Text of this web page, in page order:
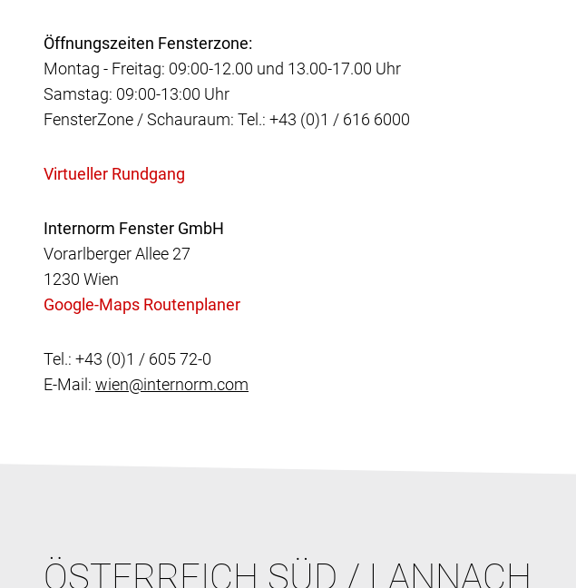
Öffnungszeiten Fensterzone:
Montag - Freitag: 09:00-12.00 und 13.00-17.00 Uhr
Samstag: 09:00-13:00 Uhr
FensterZone / Schauraum: Tel.: +43 (0)1 / 616 6000
Internorm Fenster GmbH
Vorarlberger Allee 27
1230 Wien
Tel.: +43 (0)1 / 605 72-0
E-Mail: wien@internorm.com
ÖSTERREICH SÜD / LANNACH